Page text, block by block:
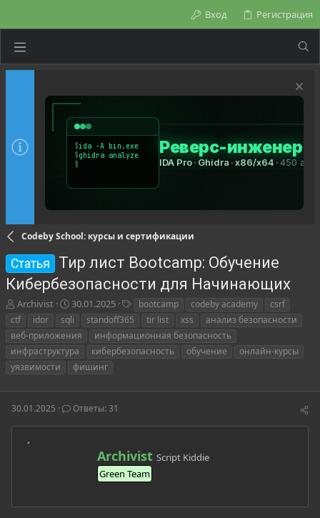
Вход Регистрация
Codeby School: курсы и сертификации
Статья
Тир лист Bootcamp: Обучение
Кибербезопасности для Начинающих
А
в
о
р
т
м
ы
Archivist
Д
а
а
н
а
а
л
30.01.2025
е
и
bootcamp codeby academy
csrf
ctf
idor sqli standoff365 tir list xss
анализ безопасности
веб-приложения
информационная безопасность
инфраструктура
кибербезопасность обучение
онлайн-курсы
уязвимости
фишинг
30.01.2025 Ответы: 31
А
в
т
р
Archivist Script Kiddie
Green Team